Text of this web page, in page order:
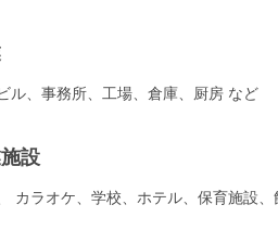
ル、事務所、工場、倉庫、厨房 など
設
カラオケ、学校、ホテル、保育施設